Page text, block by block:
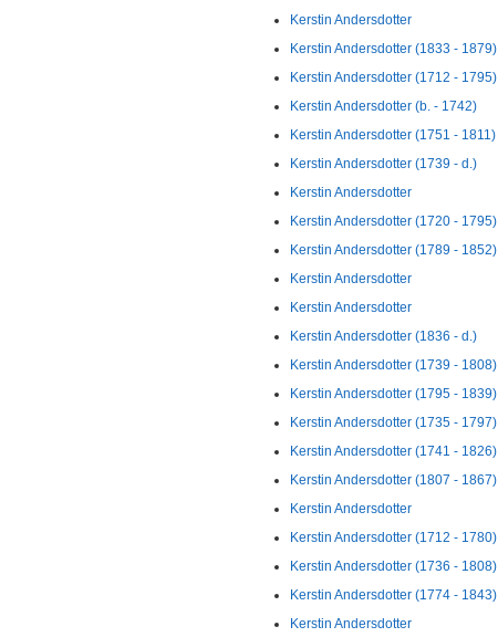
Kerstin Andersdotter
Kerstin Andersdotter (1833 - 1879)
Kerstin Andersdotter (1712 - 1795)
Kerstin Andersdotter (b. - 1742)
Kerstin Andersdotter (1751 - 1811)
Kerstin Andersdotter (1739 - d.)
Kerstin Andersdotter
Kerstin Andersdotter (1720 - 1795)
Kerstin Andersdotter (1789 - 1852)
Kerstin Andersdotter
Kerstin Andersdotter
Kerstin Andersdotter (1836 - d.)
Kerstin Andersdotter (1739 - 1808)
Kerstin Andersdotter (1795 - 1839)
Kerstin Andersdotter (1735 - 1797)
Kerstin Andersdotter (1741 - 1826)
Kerstin Andersdotter (1807 - 1867)
Kerstin Andersdotter
Kerstin Andersdotter (1712 - 1780)
Kerstin Andersdotter (1736 - 1808)
Kerstin Andersdotter (1774 - 1843)
Kerstin Andersdotter